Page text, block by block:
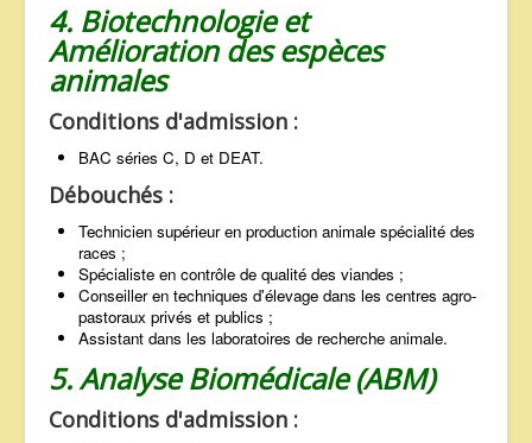
4. Biotechnologie et
Amélioration des espèces
animales
Conditions d'admission :
BAC séries C, D et DEAT.
Débouchés :
Technicien supérieur en production animale spécialité des
races ;
Spécialiste en contrôle de qualité des viandes ;
Conseiller en techniques d'élevage dans les centres agro-
pastoraux privés et publics ;
Assistant dans les laboratoires de recherche animale.
5. Analyse Biomédicale (ABM)
Conditions d'admission :